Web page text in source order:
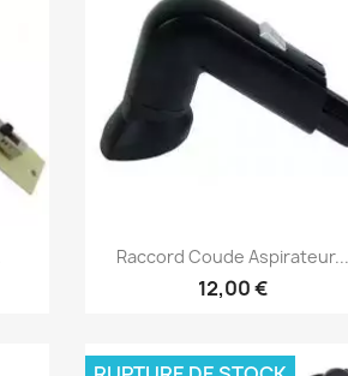
Aperçu rapide
Raccord Coude Aspirateur...
12,00 €